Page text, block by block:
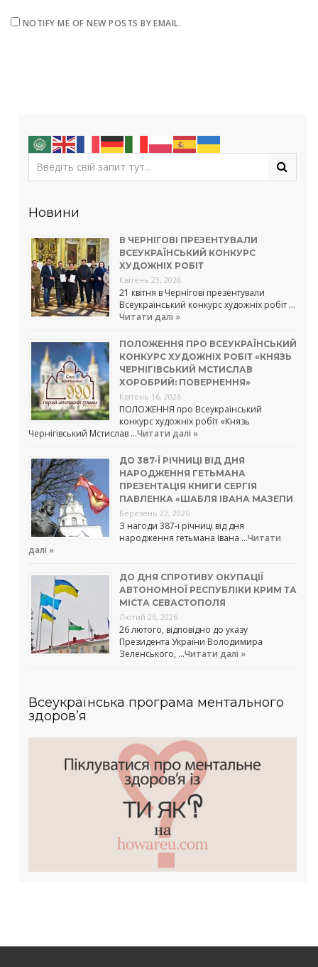
NOTIFY ME OF NEW POSTS BY EMAIL.
Новини
В ЧЕРНІГОВІ ПРЕЗЕНТУВАЛИ
ВСЕУКРАЇНСЬКИЙ КОНКУРС
ХУДОЖНІХ РОБІТ
Квітень 23, 2026
21 квітня в Чернігові презентували
Всеукраїнський конкурс художніх робіт …
Читати далі »
ПОЛОЖЕННЯ ПРО ВСЕУКРАЇНСЬКИЙ
КОНКУРС ХУДОЖНІХ РОБІТ «КНЯЗЬ
ЧЕРНІГІВСЬКИЙ МСТИСЛАВ
ХОРОБРИЙ: ПОВЕРНЕННЯ»
Квітень 16, 2026
ПОЛОЖЕННЯ про Всеукраїнський
конкурс художніх робіт «Князь
Чернігівський Мстислав …Читати далі »
ДО 387-Ї РІЧНИЦІ ВІД ДНЯ
НАРОДЖЕННЯ ГЕТЬМАНА
ПРЕЗЕНТАЦІЯ КНИГИ СЕРГІЯ
ПАВЛЕНКА «ШАБЛЯ ІВАНА МАЗЕПИ
Березень 22, 2026
З нагоди 387-ї річниці від дня
народження гетьмана Івана …Читати
далі »
ДО ДНЯ СПРОТИВУ ОКУПАЦІЇ
АВТОНОМНОЇ РЕСПУБЛІКИ КРИМ ТА
МІСТА СЕВАСТОПОЛЯ
Лютий 26, 2026
26 лютого, відповідно до указу
Президента України Володимира
Зеленського, …Читати далі »
Всеукраїнська програма ментального
здоров’я